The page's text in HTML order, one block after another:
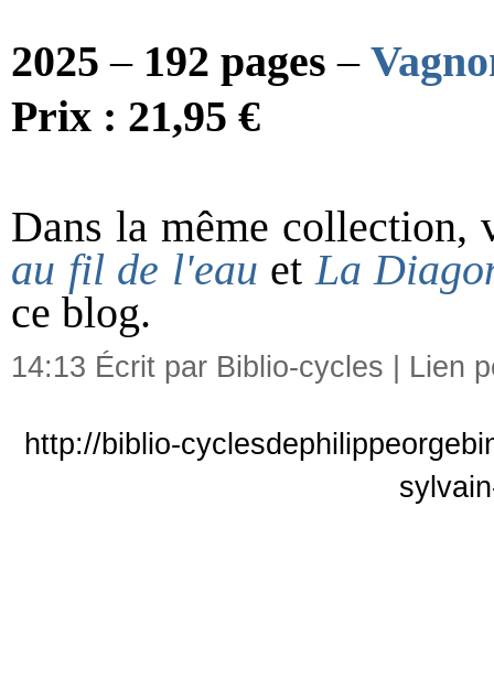
2025 – 192 pages–
Prix : 21,95 €
Dans la même collection,
au fil de l'eau etLa
ce blog.
14:13 Écrit par Biblio-cycles | Lien
http://biblio-